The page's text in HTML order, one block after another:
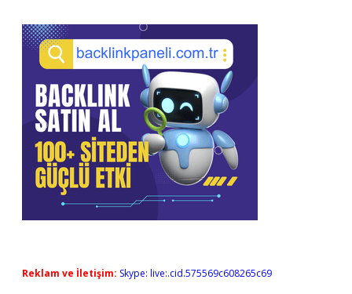
Reklam ve İletişim: Skype: live:.cid.575569c608265c69